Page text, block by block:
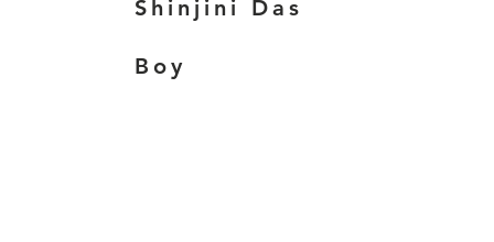
Shinjini Das
Boy